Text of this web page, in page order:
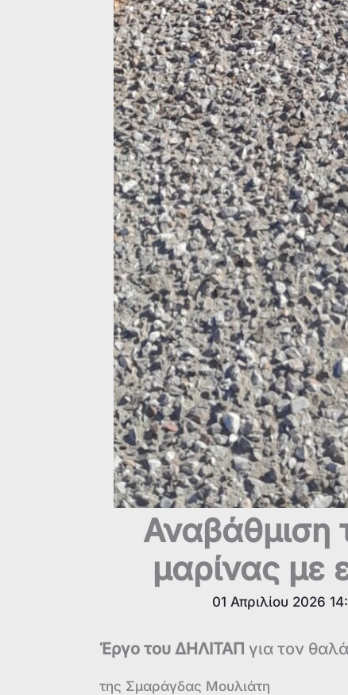
Αναβάθμιση
μαρίνας με
01 Απριλίου 2026
Έργο του ΔΗΛΙΤΑΠ για τον
της Σμαράγδας Μουλιάτη